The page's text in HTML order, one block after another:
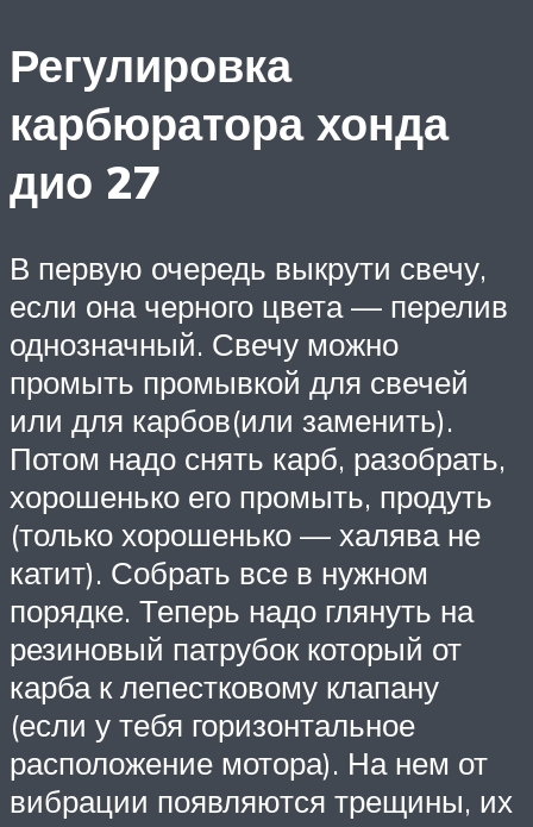
Регулировка
карбюратора хонда
дио 27
В первую очередь выкрути свечу,
если она черного цвета — перелив
однозначный. Свечу можно
промыть промывкой для свечей
или для карбов(или заменить).
Потом надо снять карб, разобрать,
хорошенько его промыть, продуть
(только хорошенько — халява не
катит). Собрать все в нужном
порядке. Теперь надо глянуть на
резиновый патрубок который от
карба к лепестковому клапану
(если у тебя горизонтальное
расположение мотора). На нем от
вибрации появляются трещины, их